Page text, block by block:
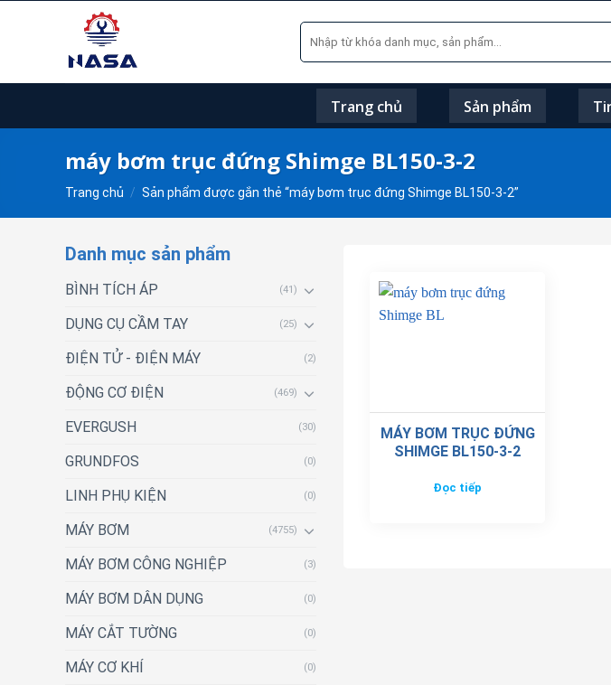
Tìm
kiếm:
Trang chủ Sản phẩm
máy bơm trục đứng Shimge BL150-3-2
Trang chủ / Sản phẩm được gắn thẻ “máy bơm trục đứng Shimge BL150-3-2”
Danh mục sản phẩm
BÌNH TÍCH ÁP (41)
DỤNG CỤ CẦM TAY (25)
ĐIỆN TỬ - ĐIỆN MÁY (2)
ĐỘNG CƠ ĐIỆN (469)
EVERGUSH (30)
GRUNDFOS (0)
LINH PHỤ KIỆN (0)
MÁY BƠM (4755)
MÁY BƠM CÔNG NGHIỆP (3)
MÁY BƠM DÂN DỤNG (0)
MÁY CẮT TƯỜNG (0)
MÁY CƠ KHÍ (0)
MÁY BƠM TRỤC ĐỨNG
SHIMGE BL150-3-2
Đọc tiếp